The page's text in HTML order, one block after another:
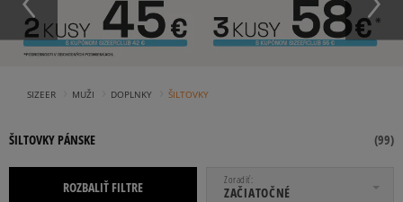
SIZEER MUŽI DOPLNKY ŠILTOVKY
ŠILTOVKY PÁNSKE (99)
ROZBALIŤ FILTRE Zoradiť
ZAČIATOČNÉ
OD DO